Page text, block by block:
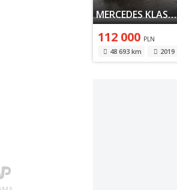
MERCEDES KLASA C W205 2019
112 000 PLN
48 693 km 2019